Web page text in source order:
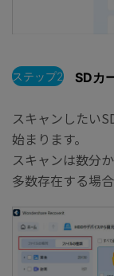
ステップ2 SDカ
スキャンしたい
始まります。
スキャンは数分
多数存在する場